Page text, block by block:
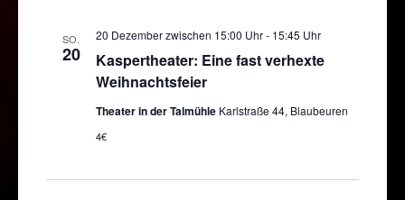
SO.
20
Kaspertheater: Eine fast verhexte
Weihnachtsfeier
20 Dezember zwischen 15:00 Uhr- 15:45 Uhr
Theater in der Talmühle Karlstraße 44, Blaubeuren
4€